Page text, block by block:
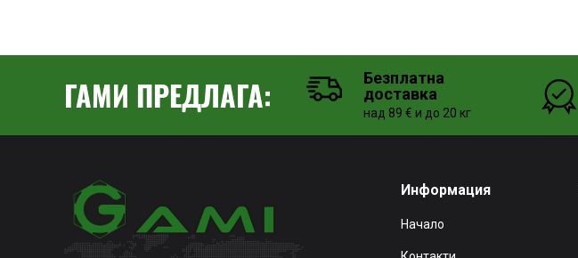
ГАМИ ПРЕДЛАГА:
Безплатна
доставка
над 89 € и до 20 кг
Информация
Начало